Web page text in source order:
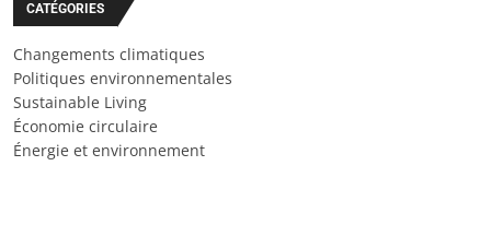
CATÉGORIES
Changements climatiques
Politiques environnementales
Sustainable Living
Économie circulaire
Énergie et environnement